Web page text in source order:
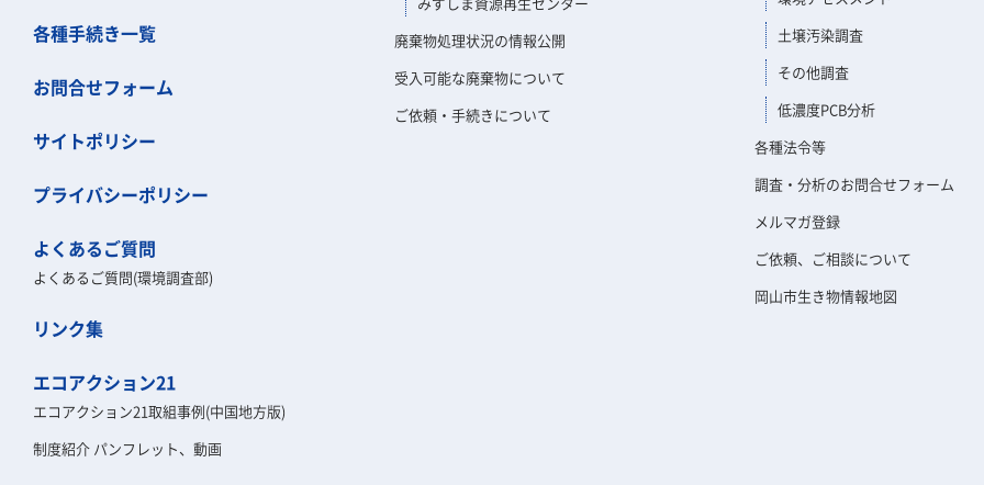
各種手続き一覧
お問合せフォーム
サイトポリシー
プライバシーポリシー
よくあるご質問
よくあるご質問(環境調査部)
リンク集
エコアクション21
エコアクション21取組事例(中国地方版)
制度紹介 パンフレット、動画
廃棄物処理状況の情報公開
受入可能な廃棄物について
ご依頼・手続きについて
土壌汚染調査
その他調査
低濃度PCB分析
各種法令等
調査・分析のお問合せフォーム
メルマガ登録
ご依頼、ご相談について
岡山市生き物情報地図